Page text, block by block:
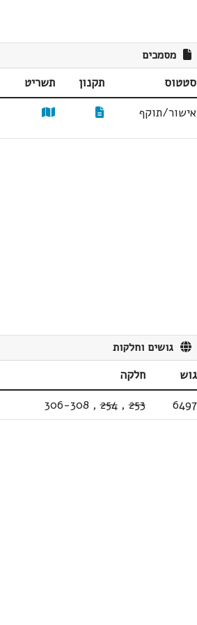
מסמכים
סטטוס תקנון תשריט
אישור/תוקף
גושים וחלקות
גוש
חלקה
6497
253
,
254
,
306-308